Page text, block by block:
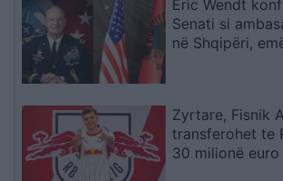
Eric Wendt
Senati si
në Shqipëri,
Zyrtare, Fisnik
transferohet te
30 milionë euro